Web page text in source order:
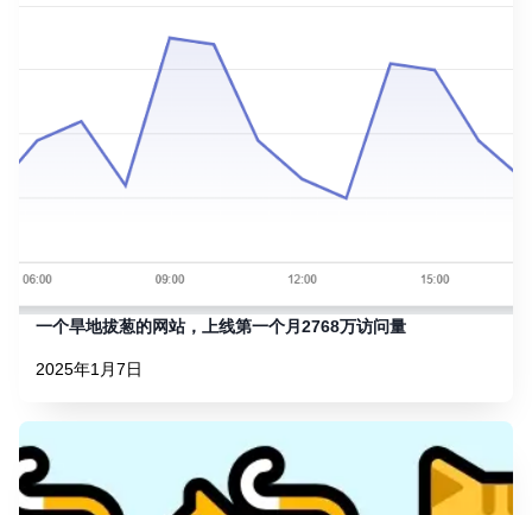
一个旱地拔葱的网站，上线第一个月2768万访问量
2025年1月7日